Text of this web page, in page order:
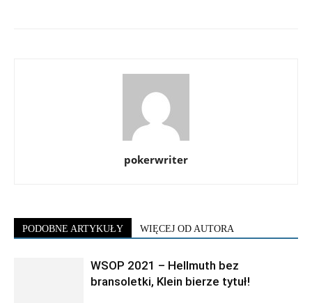
pokerwriter
PODOBNE ARTYKUŁY WIĘCEJ OD AUTORA
WSOP 2021 – Hellmuth bez
bransoletki, Klein bierze tytuł!